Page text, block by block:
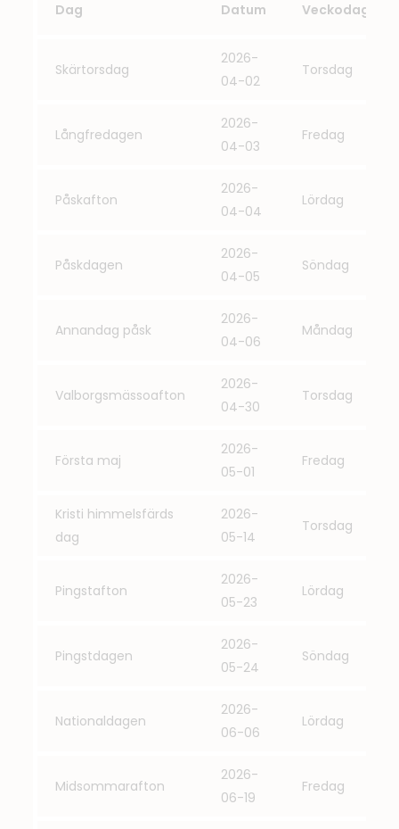
Dag Datum Veckodag
Skärtorsdag
2026-
04-02
Torsdag
Långfredagen
2026-
04-03
Fredag
Påskafton
2026-
04-04
Lördag
Påskdagen
2026-
04-05
Söndag
Annandag påsk
2026-
04-06
Måndag
Valborgsmässoafton
2026-
04-30
Torsdag
Första maj
2026-
05-01
Fredag
Kristi himmelsfärds
dag
2026-
05-14
Torsdag
Pingstafton
2026-
05-23
Lördag
Pingstdagen
2026-
05-24
Söndag
Nationaldagen
2026-
06-06
Lördag
Midsommarafton
2026-
06-19
Fredag